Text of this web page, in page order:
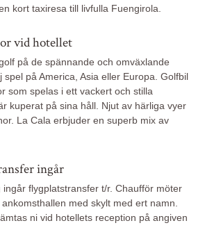
kort taxiresa till livfulla Fuengirola.
vid hotellet
på de spännande och omväxlande
spel på America, Asia eller Europa. Golfbil
som spelas i ett vackert och stilla
kuperat på sina håll. Njut av härliga vyer
La Cala erbjuder en superb mix av
ingår
flygplatstransfer t/r. Chaufför möter
med skylt med ert namn.
ni vid hotellets reception på angiven